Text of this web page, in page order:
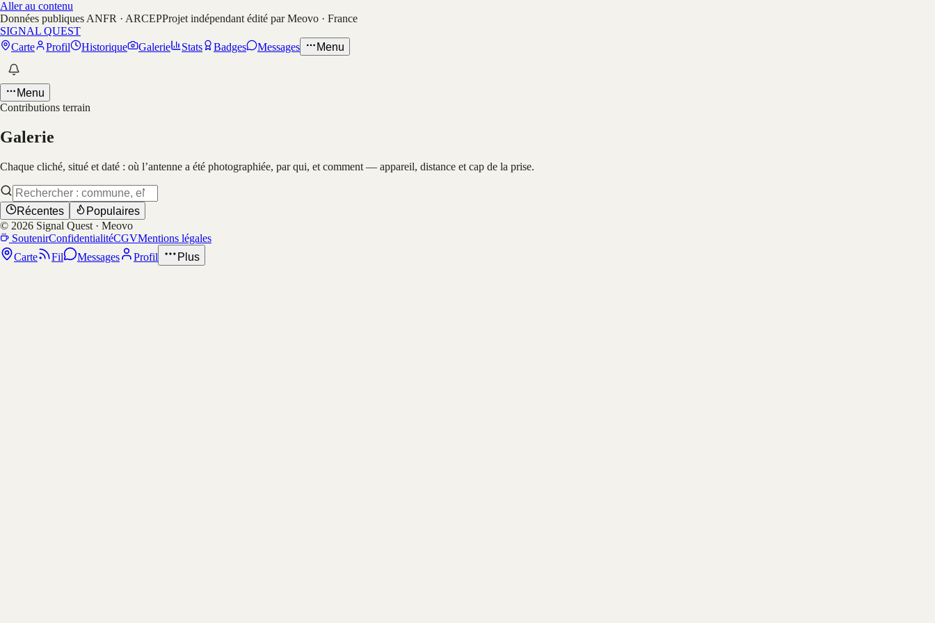
Aller au contenu
Données publiques ANFR · ARCEPProjet indépendant édité par Meovo · France
SIGNAL QUEST
Carte
Profil Historique Galerie Stats Badges Messages Menu
Menu
Contributions terrain
Galerie
Chaque cliché, situé et daté : où l’antenne a été photographiée, par qui, et comment — appareil, distance et cap de la prise.
Récentes
Populaires
© 2026 Signal Quest · Meovo
SoutenirConfidentialitéCGVMentions légales
Carte
Fil Messages Profil Plus